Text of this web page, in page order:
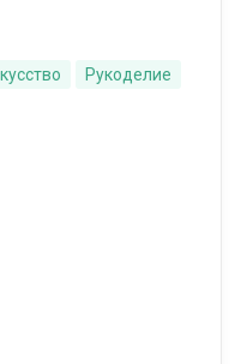
Рукоделие